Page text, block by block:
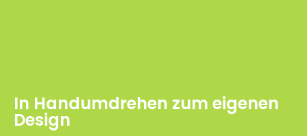
In Handumdrehen zum eigenen
Design